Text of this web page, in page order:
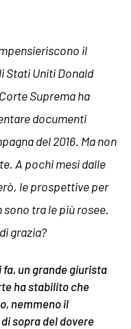
il
Stati Uniti Donald
Suprema ha
documenti
del 2016. Ma non
A pochi mesi dalle
le prospettive per
sono tra le più rosee.
grazia?
fa, un grande giurista
ha stabilito che
nemmeno il
sopra del dovere